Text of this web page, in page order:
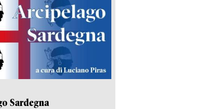
Sardegna